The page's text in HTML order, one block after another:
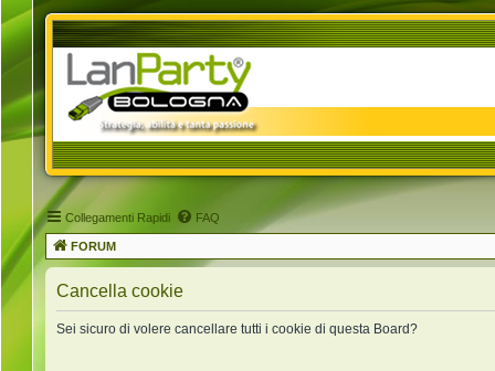
Collegamenti Rapidi FAQ
FORUM
Cancella cookie
Sei sicuro di volere cancellare tutti i cookie di questa Board?